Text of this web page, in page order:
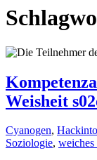
Weisheit
Cyanogen,
Soziologie, weiches